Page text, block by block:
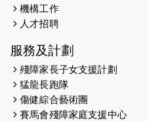
2026-05-21
2026-05-14
（19:00開始）
2026-05-07
開始）
機構工作
人才招聘
服務及計劃
殘障家長子女支援計劃
猛龍長跑隊
傷健綜合藝術團
賽馬會殘障家庭支援中心